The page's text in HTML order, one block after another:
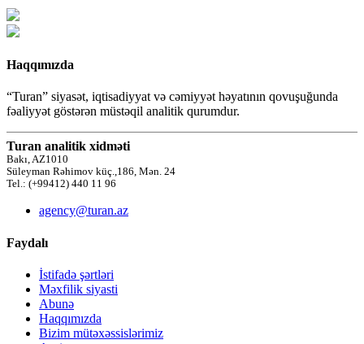
Haqqımızda
“Turan” siyasət, iqtisadiyyat və cəmiyyət həyatının qovuşuğunda
fəaliyyət göstərən müstəqil analitik qurumdur.
Turan analitik xidməti
Bakı, AZ1010
Süleyman Rəhimov küç.,186, Mən. 24
Tel.: (+99412) 440 11 96
agency@turan.az
Faydalı
İstifadə şərtləri
Məxfilik siyasti
Abunə
Haqqımızda
Bizim mütəxəssislərimiz